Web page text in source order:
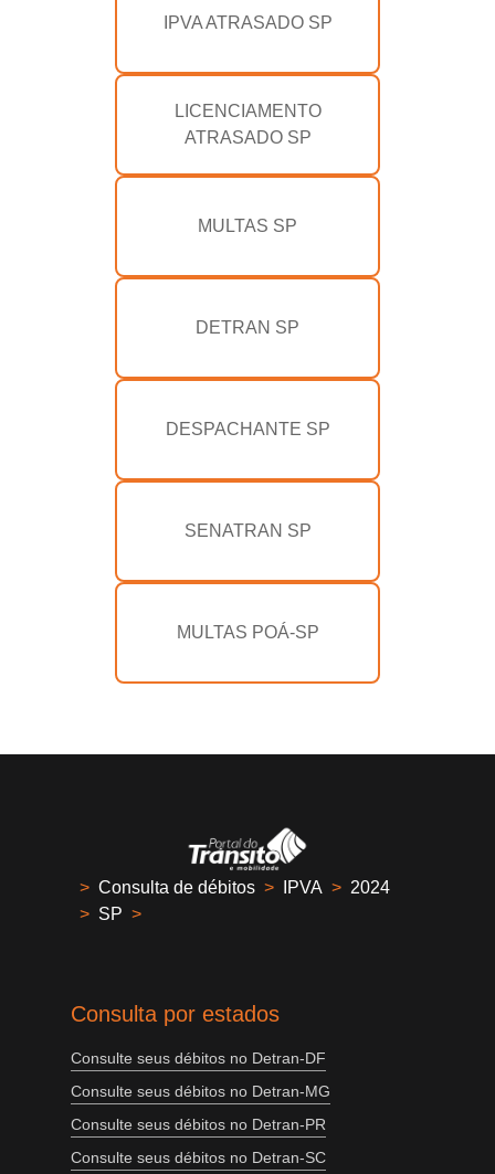
IPVA ATRASADO SP
LICENCIAMENTO
ATRASADO SP
MULTAS SP
DETRAN SP
DESPACHANTE SP
SENATRAN SP
MULTAS POÁ-SP
> Consulta de débitos > IPVA > 2024
> SP >
Consulta por estados
Consulte seus débitos no Detran-DF
Consulte seus débitos no Detran-MG
Consulte seus débitos no Detran-PR
Consulte seus débitos no Detran-SC